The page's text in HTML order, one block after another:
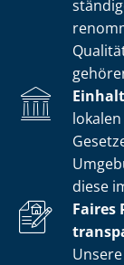
diese
Faires